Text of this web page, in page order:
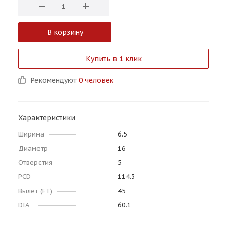
В корзину
Купить в 1 клик
Рекомендуют 0 человек
Характеристики
Ширина
6.5
Диаметр
16
Отверстия
5
PCD
114.3
Вылет (ET)
45
DIA
60.1